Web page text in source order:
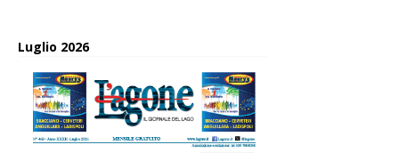
Luglio 2026